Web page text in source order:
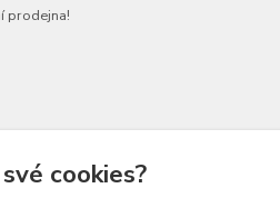
prodejna!
cookies?